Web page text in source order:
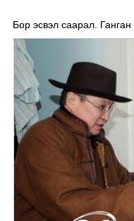
Бор эсвэл саарал. Ганган